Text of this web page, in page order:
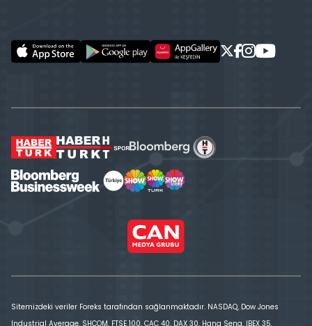
Sitemizdeki veriler Foreks tarafından sağlanmaktadır. NASDAQ, Dow Jones
Industrial Average, SHCOM, FTSE 100, CAC 40, DAX 30, Hang Seng, IBEX 35,